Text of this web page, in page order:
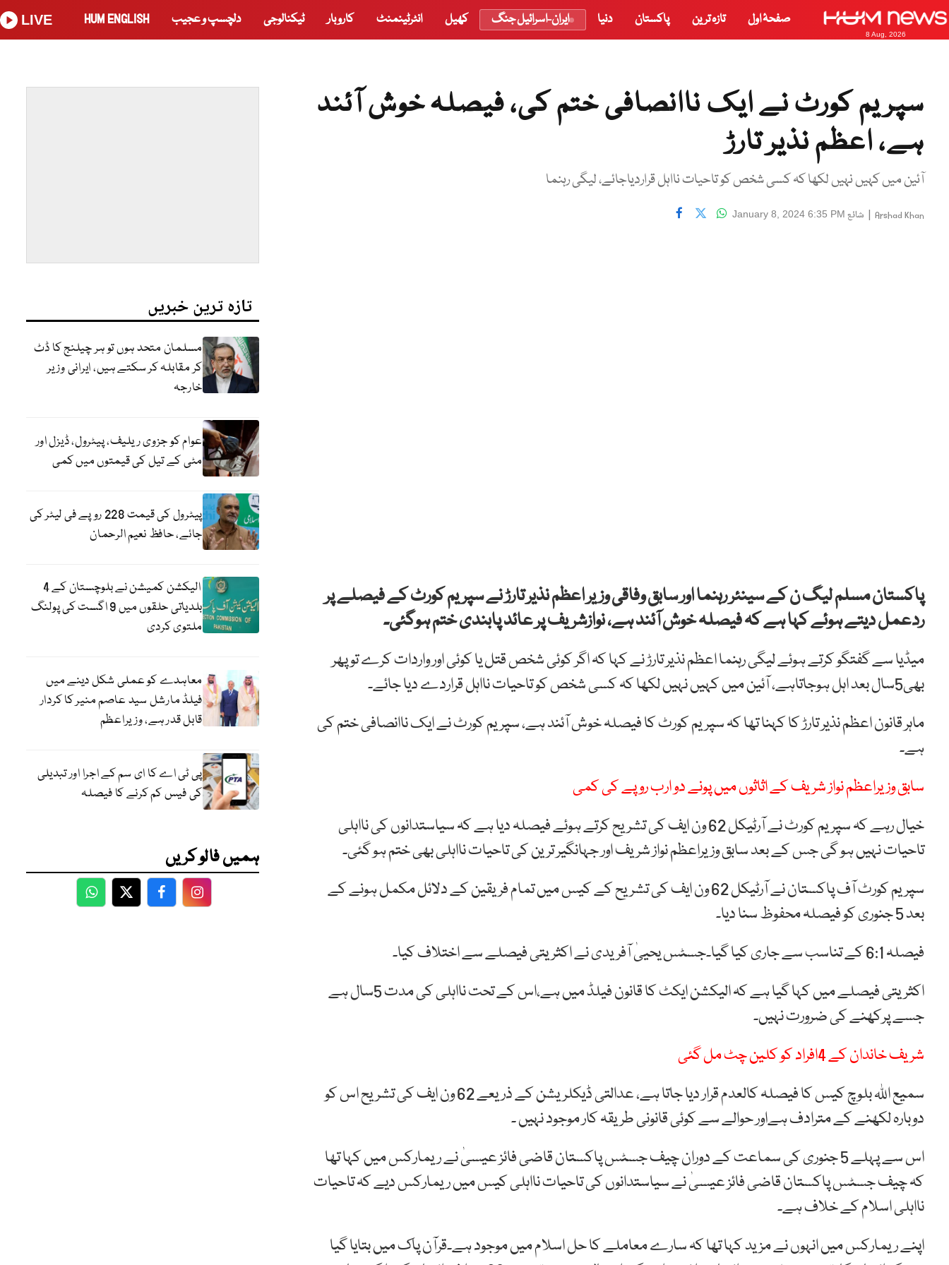
8 Aug, 2026
صفحۂ اول تازہ ترین پاکستان دنیا ایران-اسرائیل جنگ کھیل انٹرٹینمنٹ کاروبار ٹیکنالوجی دلچسپ و عجیب HUM ENGLISH
LIVE
سپریم کورٹ نے ایک ناانصافی ختم کی، فیصلہ خوش آئند
ہے، اعظم نذیر تارڑ
آئین میں کہیں نہیں لکھا کہ کسی شخص کو تاحیات نااہل قراردیاجائے، لیگی رہنما
Arshad Khan
| شائع January 8, 2024 6:35 PM
پاکستان مسلم لیگ ن کے سینئر رہنما اور سابق وفاقی وزیر اعظم نذیر تارڑ نے سپریم کورٹ کے فیصلے پر
ردعمل دیتے ہوئے کہا ہے کہ فیصلہ خوش آئند ہے، نوازشریف پر عائد پابندی ختم ہوگئی۔
میڈیا سے گفتگو کرتے ہوئے لیگی رہنما اعظم نذیر تارڑ نے کہا کہ اگر کوئی شخص قتل یا کوئی اور واردات کرے تو پھر
بھی5سال بعد اہل ہوجاتاہے، آئین میں کہیں نہیں لکھا کہ کسی شخص کو تاحیات نااہل قراردے دیا جائے۔
ماہر قانون اعظم نذیر تارڑ کا کہنا تھا کہ سپریم کورٹ کا فیصلہ خوش آئند ہے، سپریم کورٹ نے ایک ناانصافی ختم کی
ہے۔
سابق وزیراعظم نواز شریف کے اثاثوں میں پونے دو ارب روپے کی کمی
خیال رہے کہ سپریم کورٹ نے آرٹیکل 62 ون ایف کی تشریح کرتے ہوئے فیصلہ دیا ہے کہ سیاستدانوں کی نااہلی
تاحیات نہیں ہو گی جس کے بعد سابق وزیراعظم نواز شریف اور جہانگیر ترین کی تاحیات نااہلی بھی ختم ہو گئی۔
سپریم کورٹ آف پاکستان نے آرٹیکل 62 ون ایف کی تشریح کے کیس میں تمام فریقین کے دلائل مکمل ہونے کے
بعد 5 جنوری کو فیصلہ محفوظ سنا دیا۔
فیصلہ 6:1 کے تناسب سے جاری کیا گیا۔جسٹس یحییٰ آفریدی نے اکثریتی فیصلے سے اختلاف کیا۔
اکثریتی فیصلے میں کہا گیا ہے کہ الیکشن ایکٹ کا قانون فیلڈ میں ہے،اس کے تحت نااہلی کی مدت 5سال ہے
جسے پرکھنے کی ضرورت نہیں۔
شریف خاندان کے 4افراد کو کلین چٹ مل گئی
سمیع اللہ بلوچ کیس کا فیصلہ کالعدم قرار دیا جاتا ہے، عدالتی ڈیکلریشن کے ذریعے 62 ون ایف کی تشریح اس کو
دوبارہ لکھنے کے مترادف ہےاور حوالے سے کوئی قانونی طریقہ کار موجود نہیں ۔
اس سے پہلے 5 جنوری کی سماعت کے دوران چیف جسٹس پاکستان قاضی فائز عیسیٰ نے ریمارکس میں کہا تھا
کہ چیف جسٹس پاکستان قاضی فائز عیسیٰ نے سیاستدانوں کی تاحیات نااہلی کیس میں ریمارکس دیے کہ تاحیات
نااہلی اسلام کے خلاف ہے۔
اپنے ریمارکس میں انہوں نے مزید کہا تھا کہ سارے معاملے کا حل اسلام میں موجود ہے۔قرآن پاک میں بتایا گیا
تازہ ترین خبریں
مسلمان متحد ہوں تو ہر چیلنج کا ڈٹ
کر مقابلہ کر سکتے ہیں، ایرانی وزیر
خارجہ
عوام کو جزوی ریلیف، پیٹرول، ڈیزل اور
مٹی کے تیل کی قیمتوں میں کمی
پیٹرول کی قیمت 228 روپے فی لیٹر کی
جائے، حافظ نعیم الرحمان
الیکشن کمیشن نے بلوچستان کے 4
بلدیاتی حلقوں میں 9 اگست کی پولنگ
ملتوی کردی
معاہدے کو عملی شکل دینے میں
فیلڈ مارشل سید عاصم منیر کا کردار
قابل قدر ہے، وزیراعظم
پی ٹی اے کا ای سم کے اجرا اور تبدیلی
کی فیس کم کرنے کا فیصلہ
ہمیں فالو کریں
WhatsApp
TwitterFacebookFacebook